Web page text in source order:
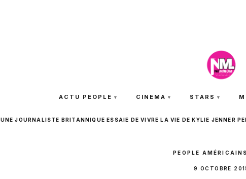
ACTU PEOPLE CINEMA STARS
UNE JOURNALISTE BRITANNIQUE ESSAIE DE VIVRE LA VIE DE KYLIE JENNER
PEOPLE
9 OCTOBRE